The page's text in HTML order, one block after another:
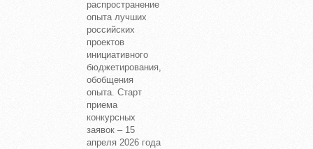
распространение
опыта лучших
российских
проектов
инициативного
бюджетирования,
обобщения
опыта. Старт
приема
конкурсных
заявок – 15
апреля 2026 года